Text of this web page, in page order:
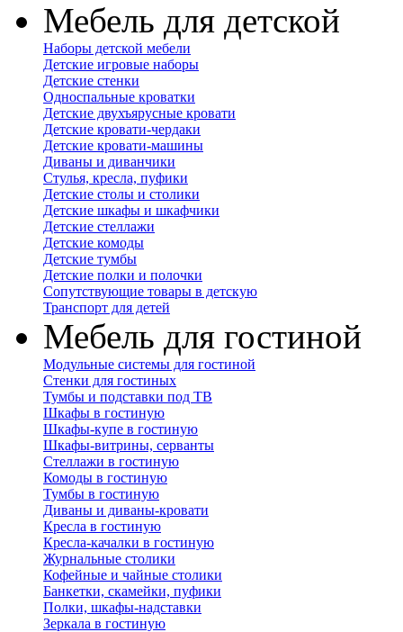
Мебель для детской
Наборы детской мебели
Детские игровые наборы
Детские стенки
Односпальные кроватки
Детские двухъярусные кровати
Детские кровати-чердаки
Детские кровати-машины
Диваны и диванчики
Стулья, кресла, пуфики
Детские столы и столики
Детские шкафы и шкафчики
Детские стеллажи
Детские комоды
Детские тумбы
Детские полки и полочки
Сопутствующие товары в детскую
Транспорт для детей
Мебель для гостиной
Модульные системы для гостиной
Стенки для гостиных
Тумбы и подставки под ТВ
Шкафы в гостиную
Шкафы-купе в гостиную
Шкафы-витрины, серванты
Стеллажи в гостиную
Комоды в гостиную
Тумбы в гостиную
Диваны и диваны-кровати
Кресла в гостиную
Кресла-качалки в гостиную
Журнальные столики
Кофейные и чайные столики
Банкетки, скамейки, пуфики
Полки, шкафы-надставки
Зеркала в гостиную